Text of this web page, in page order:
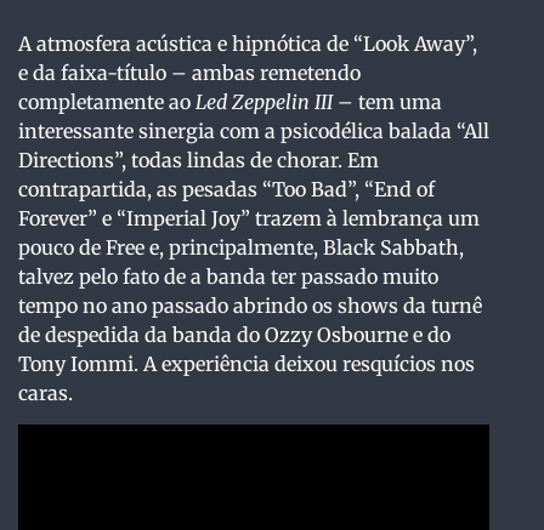
A atmosfera acústica e hipnótica de “Look Away”,
e da faixa-título – ambas remetendo
completamente ao Led Zeppelin III– tem uma
interessante sinergia com a psicodélica balada “All
Directions”, todas lindas de chorar. Em
contrapartida, as pesadas “Too Bad”, “End of
Forever” e “Imperial Joy” trazem à lembrança um
pouco de Free e, principalmente, Black Sabbath,
talvez pelo fato de a banda ter passado muito
tempo no ano passado abrindo os shows da turnê
de despedida da banda do Ozzy Osbourne e do
Tony Iommi. A experiência deixou resquícios nos
caras.